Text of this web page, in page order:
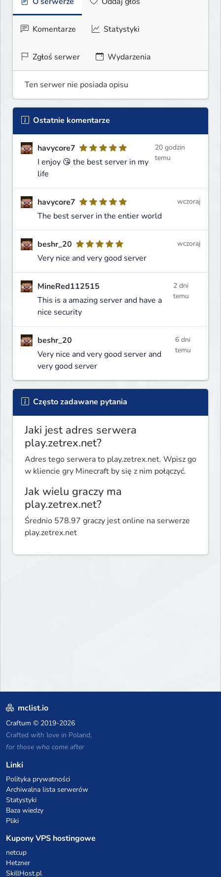
Komentarze Statystyki
Zgłoś serwer Wydarzenia
Ten serwer nie posiada opisu
Ostatnie komentarze
havycore7
I enjoy 😘 the best server in my
life
20 godzin
temu
havycore7
The best server in the entier world
wczoraj
beshr_20
Very nice and very good server
wczoraj
MineRed112515
This is a amazing server and have a
nice security
2 dni
temu
beshr_20
Very nice and very good server and
very good server
6 dni
temu
Często zadawane pytania
Jaki jest adres serwera
play.zetrex.net?
Adres tego serwera to play.zetrex.net. Wpisz go
w kliencie gry Minecraft by się z nim połączyć.
Jak wielu graczy ma
play.zetrex.net?
Średnio 578.97 graczy jest online na serwerze
play.zetrex.net
mclist.io
Craftum © 2019-2026
Crafted with love in Poland,
for those who come after
Linki
Polityka prywatności
Archiwalna lista serwerów
Statystyki
Baza wiedzy
Pliki
Kupony VPS hostingowe
netcup
Hetzner
SkillHost.pl